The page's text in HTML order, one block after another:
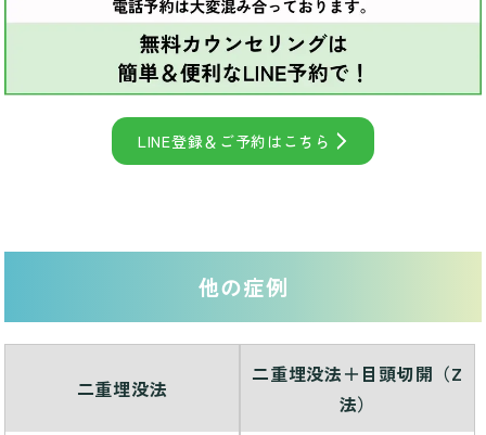
LINE登録＆ご予約はこちら
他の症例
二重埋没法
二重埋没法＋目頭切開（Z
法）